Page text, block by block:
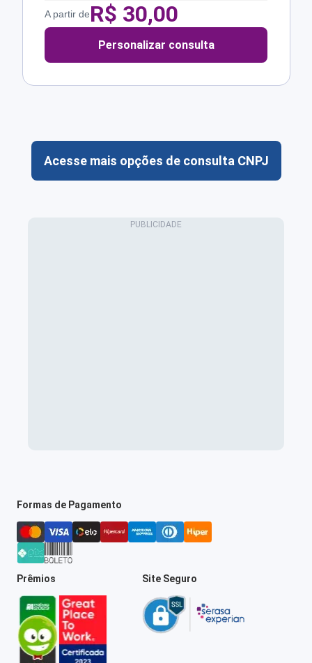
A partir deR$ 30,00
Personalizar consulta
Acesse mais opções de consulta CNPJ
Formas de Pagamento
Prêmios Site Seguro